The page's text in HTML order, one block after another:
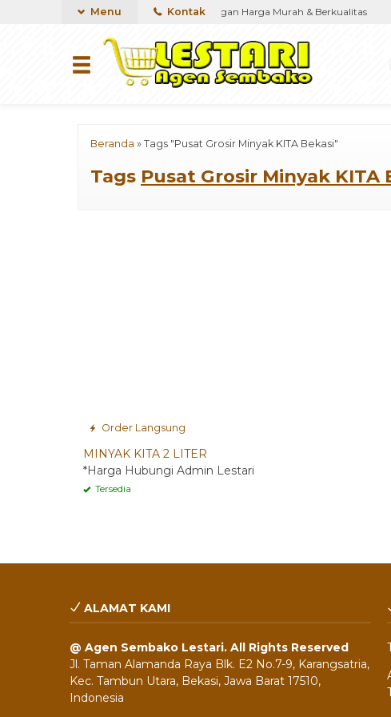
kebutuhan Sembako dengan Harga Murah & Berkualitas
Menu Kontak
Beranda » Tags "Pusat Grosir Minyak KITA Bekasi"
Tags Pusat Grosir Minyak KITA
Order Langsung
MINYAK KITA 2 LITER
*Harga Hubungi Admin Lestari
Tersedia
ALAMAT KAMI
@ Agen Sembako Lestari. All Rights Reserved
Jl. Taman Alamanda Raya Blk. E2 No.7-9, Karangsatria,
Kec. Tambun Utara, Bekasi, Jawa Barat 17510,
Indonesia